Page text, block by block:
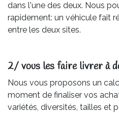
dans l'une des deux. Nous
rapidement: un véhicule fait
entre les deux sites.
2/ vous les faire livrer à
Nous vous proposons un
moment de finaliser vos
variétés, diversités, tailles et